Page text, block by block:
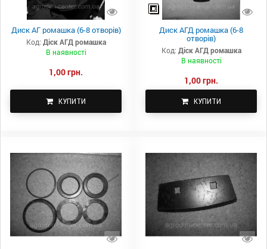
Диск АГ ромашка (6-8 отворів)
Код: Діск АГД ромашка
В наявності
1,00 грн.
КУПИТИ
Диск АГД ромашка (6-8
отворів)
Код: Діск АГД ромашка
В наявності
1,00 грн.
КУПИТИ